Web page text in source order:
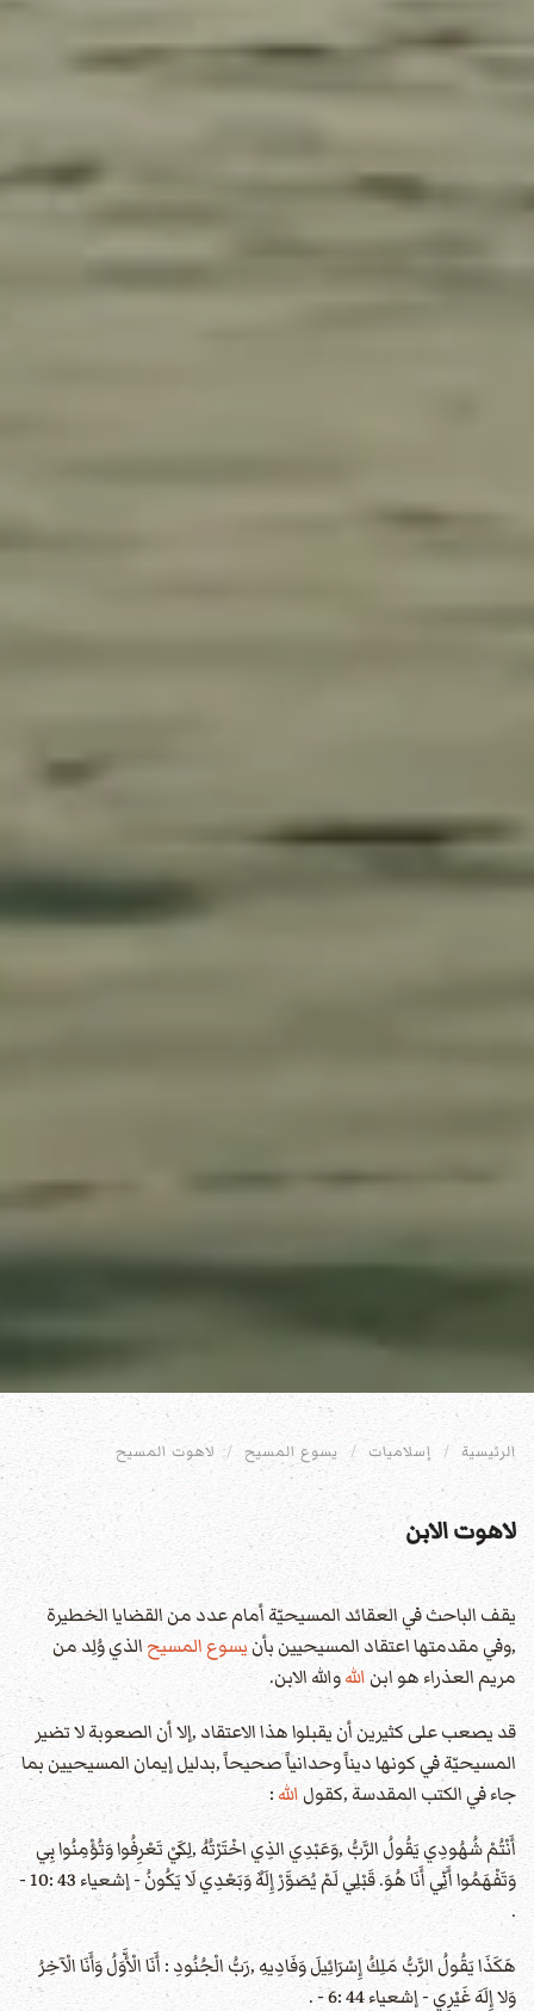
الرئيسية إسلاميات يسوع المسيح لاهوت المسيح
لاهوت الابن
يقف الباحث في العقائد المسيحيّة أمام عدد من القضايا الخطيرة
,وفي مقدمتها اعتقاد المسيحيين بأنيسوع المسيح الذي وُلِد من
مريم العذراء هو ابن اللهوالله الابن.
قد يصعب على كثيرين أن يقبلوا هذا الاعتقاد ,إلا أن الصعوبة لا تضير
المسيحيّة في كونها ديناً وحدانياً صحيحاً ,بدليل إيمان المسيحيين بما
جاء في الكتب المقدسة ,كقولالله :
أَنْتُمْ شُهُودِي يَقُولُ الرَّبُّ ,وَعَبْدِي الذِي اخْتَرْتُهُ ,لِكَيْ تَعْرِفُوا وَتُؤْمِنُوا بِي
وَتَفْهَمُوا أَنِّي أَنَا هُوَ. قَبْلِي لَمْ يُصَوَّرْ إِلَهٌ وَبَعْدِي لَا يَكُونُ - إشعياء 43 :10 -
.
هَكَذَا يَقُولُ الرَّبُّ مَلِكُ إِسْرَائِيلَ وَفَادِيهِ ,رَبُّ الْجُنُودِ : أَنَا الْأَّوَلُ وَأَنَا الْآخِرُ
وَلا إِلَهَ غَيْرِي - إشعياء 44 :6 - .